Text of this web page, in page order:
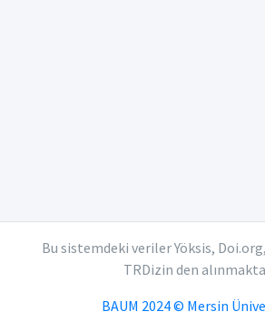
Bu sistemdeki veriler Yöksis,
TRDizin den
BAUM 2024 © Mersin